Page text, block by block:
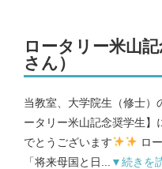
ロータリー米山
さん）
当教室、大学院生（修士）
ータリー米山記念奨学生】
でとうございます
ロ
「将来母国と日...
▼続きを